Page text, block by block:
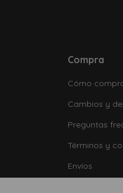
Compra
Cómo
Cambios y
Preguntas
Términos y
Envíos